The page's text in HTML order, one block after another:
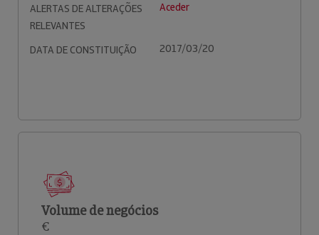
ALERTAS DE ALTERAÇÕES
RELEVANTES
Aceder
DATA DE CONSTITUIÇÃO 2017/03/20
Volume de negócios
€